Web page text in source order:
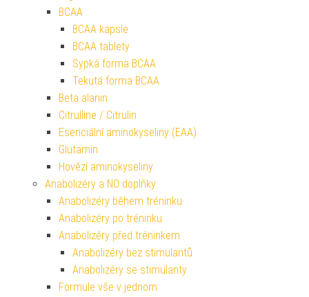
BCAA
BCAA kapsle
BCAA tablety
Sypká forma BCAA
Tekutá forma BCAA
Beta alanin
Citrulline / Citrulin
Esenciální aminokyseliny (EAA)
Glutamin
Hovězí aminokyseliny
Anabolizéry a NO doplňky
Anabolizéry během tréninku
Anabolizéry po tréninku
Anabolizéry před tréninkem
Anabolizéry bez stimulantů
Anabolizéry se stimulanty
Formule vše v jednom